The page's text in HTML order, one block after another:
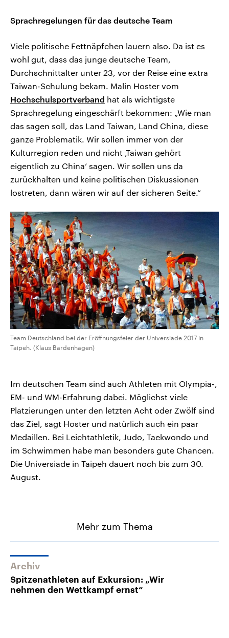
Sprachregelungen für das deutsche Team
Viele politische Fettnäpfchen lauern also. Da ist es
wohl gut, dass das junge deutsche Team,
Durchschnittalter unter 23, vor der Reise eine extra
Taiwan-Schulung bekam. Malin Hoster vom
Hochschulsportverband hat als wichtigste
Sprachregelung eingeschärft bekommen: „Wie man
das sagen soll, das Land Taiwan, Land China, diese
ganze Problematik. Wir sollen immer von der
Kulturregion reden und nicht ‚Taiwan gehört
eigentlich zu China‘ sagen. Wir sollen uns da
zurückhalten und keine politischen Diskussionen
lostreten, dann wären wir auf der sicheren Seite.“
Team Deutschland bei der Eröffnungsfeier der Universiade 2017 in
Taipeh. (Klaus Bardenhagen)
Im deutschen Team sind auch Athleten mit Olympia-,
EM- und WM-Erfahrung dabei. Möglichst viele
Platzierungen unter den letzten Acht oder Zwölf sind
das Ziel, sagt Hoster und natürlich auch ein paar
Medaillen. Bei Leichtathletik, Judo, Taekwondo und
im Schwimmen habe man besonders gute Chancen.
Die Universiade in Taipeh dauert noch bis zum 30.
August.
Mehr zum Thema
Archiv
Spitzenathleten auf Exkursion: „Wir
nehmen den Wettkampf ernst“